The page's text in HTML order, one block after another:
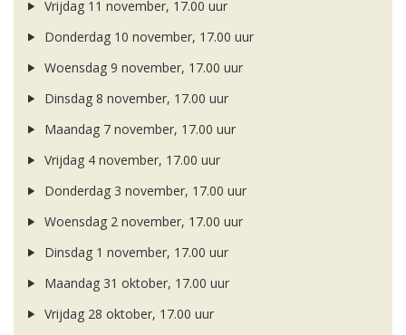
Vrijdag 11 november, 17.00 uur
Donderdag 10 november, 17.00 uur
Woensdag 9 november, 17.00 uur
Dinsdag 8 november, 17.00 uur
Maandag 7 november, 17.00 uur
Vrijdag 4 november, 17.00 uur
Donderdag 3 november, 17.00 uur
Woensdag 2 november, 17.00 uur
Dinsdag 1 november, 17.00 uur
Maandag 31 oktober, 17.00 uur
Vrijdag 28 oktober, 17.00 uur